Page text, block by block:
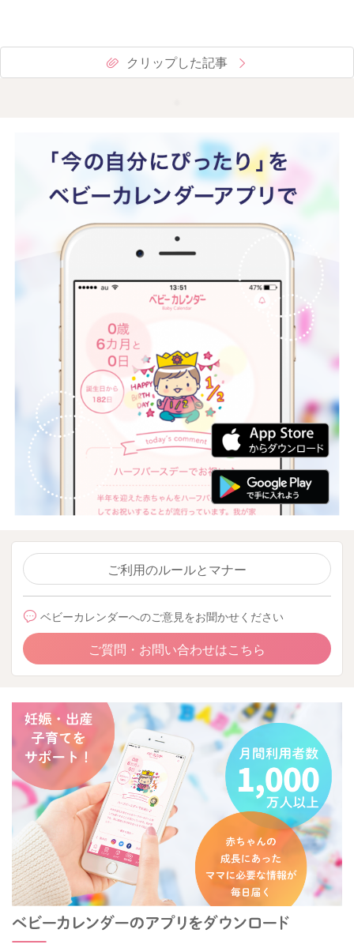
クリップした記事
ご利用のルールとマナー
ベビーカレンダーへのご意見をお聞かせください
ご質問・お問い合わせはこちら